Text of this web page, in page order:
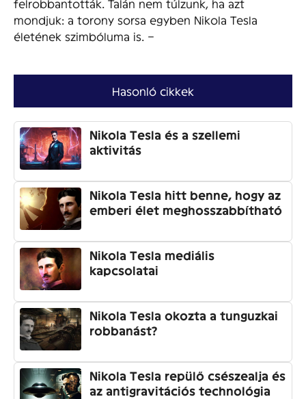
felrobbantották. Talán nem túlzunk, ha azt
mondjuk: a torony sorsa egyben Nikola Tesla
életének szimbóluma is. –
Hasonló cikkek
Nikola Tesla és a szellemi
aktivitás
Nikola Tesla hitt benne, hogy az
emberi élet meghosszabbítható
Nikola Tesla mediális
kapcsolatai
Nikola Tesla okozta a tunguzkai
robbanást?
Nikola Tesla repülő csészealja és
az antigravitációs technológia